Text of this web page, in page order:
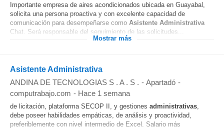
Importante empresa de aires acondicionados ubicada en Guayabal,
solicita una persona proactiva y con excelente capacidad de
comunicación para desempeñarse como Asistente Administrativa
Chat. Será responsable del seguimiento de las solicitudes...
Mostrar más
Asistente Administrativa
ANDINA DE TECNOLOGIAS S . A . S . - Apartadó -
computrabajo.com - Hace 1 semana
de licitación, plataforma SECOP II, y gestiones administrativas,
debe poseer habilidades empáticas, de análisis y proactividad,
preferiblemente con nivel intermedio de Excel. Salario más